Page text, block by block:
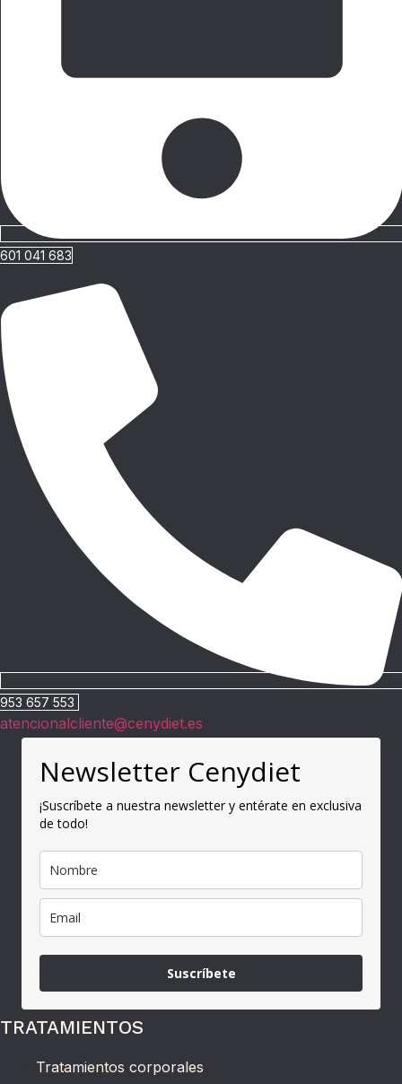
601 041 683
953 657 553
atencionalcliente@cenydiet.es
Newsletter Cenydiet
¡Suscríbete a nuestra newsletter y entérate en exclusiva
de todo!
Suscríbete
TRATAMIENTOS
Tratamientos corporales